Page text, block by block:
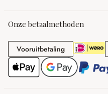
Onze betaalmethoden
VooruitbetalingVooruitbetaling